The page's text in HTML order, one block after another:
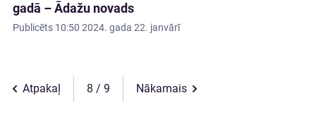
gadā – Ādažu novads
Publicēts 10:50 2024. gada 22. janvārī
Atpakaļ 8 Nākamais